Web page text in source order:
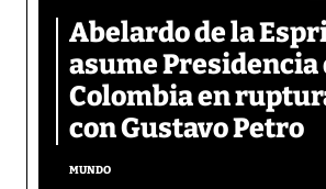
Abelardo de la
asume Presidencia
Colombia en
con Gustavo Petro
MUNDO